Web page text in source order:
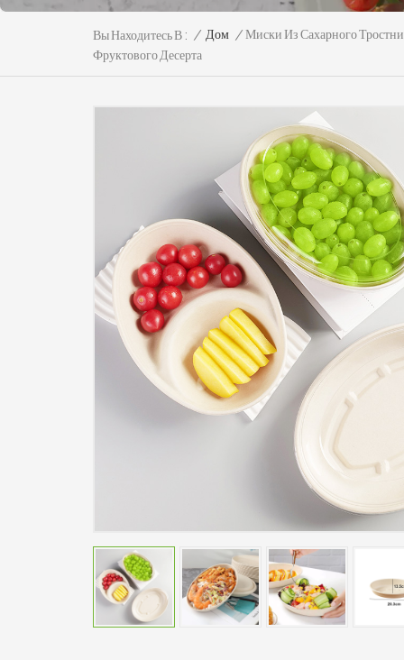
Вы Находитесь В : / Дом / Миски Из Сахарного
Фруктового Десерта